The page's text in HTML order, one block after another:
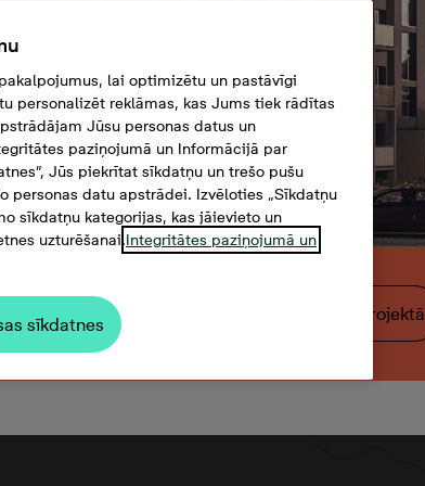
projektā? Meklēt dzīvokli citā projektā
lai optimizētu un pastāvīgi
personalizēt reklāmas, kas Jums tiek rādītas
Jūsu personas datus un
paziņojumā un Informācijā par
Jūs piekrītat sīkdatņu un trešo pušu
personas datu apstrādei. Izvēloties „Sīkdatņu
sīkdatņu kategorijas, kas jāievieto un
uzturēšanai.Integritātes paziņojumā un
sīkdatnes